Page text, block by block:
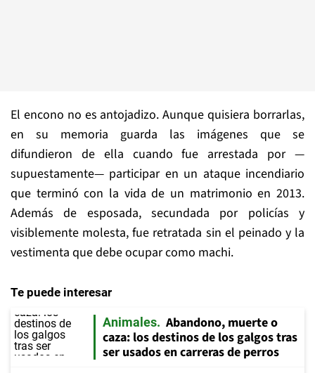
El encono no es antojadizo. Aunque quisiera borrarlas,
en su memoria guarda las imágenes que se
difundieron de ella cuando fue arrestada por —
supuestamente— participar en un ataque incendiario
que terminó con la vida de un matrimonio en 2013.
Además de esposada, secundada por policías y
visiblemente molesta, fue retratada sin el peinado y la
vestimenta que debe ocupar como machi.
Te puede interesar
Animales
Abandono, muerte o
caza: los destinos de los galgos tras
ser usados en carreras de perros